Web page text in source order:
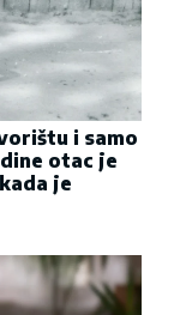
i samo
otac je
je